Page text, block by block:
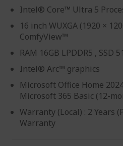
Intel® Core™ Ultra 5
16 inch WUXGA (1920 ×
ComfyView™
RAM 16GB LPDDR5 , SSD
Intel® Arc™ graphics
Microsoft Office Home
Microsoft 365 Basic (12-
Warranty (Local) : 2 Years
Warranty